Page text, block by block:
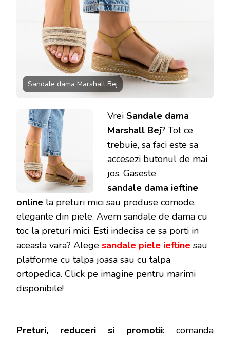
Sandale dama Marshall Bej
Vrei Sandale dama
Marshall Bej? Tot ce
trebuie, sa faci este sa
accesezi butonul de mai
jos. Gaseste
sandale dama ieftine
online la preturi mici sau produse comode,
elegante din piele. Avem sandale de dama cu
toc la preturi mici. Esti indecisa ce sa porti in
aceasta vara? Alege sandale piele ieftine sau
platforme cu talpa joasa sau cu talpa
ortopedica. Click pe imagine pentru marimi
disponibile!
Preturi, reduceri si promotii: comanda